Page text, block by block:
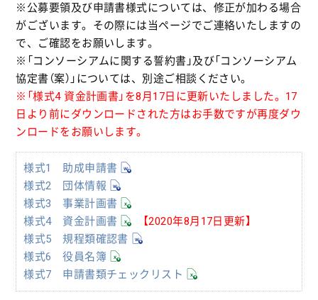
※公募要領及び申請書様式については、修正が加わる場合
がございます。その際には当ページでご連絡いたしますの
で、ご確認をお願いします。
※「コンソーシアムに関する誓約書」及び「コンソーシアム
協定書（案）」については、別途ご相談ください。
※「様式4 資金計画書」を8月17日に更新いたしました。17
日より前にダウンロードされた方はお手数ですが再度ダウ
ンロードをお願いします。
様式1 助成申請書
様式2 団体情報
様式3 事業計画書
様式4 資金計画書
【2020年8月17日更新】
様式5 規程類確認書
様式6 役員名簿
様式7 申請書類チェックリスト